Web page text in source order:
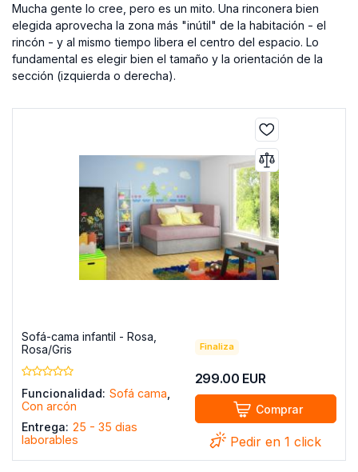
Mucha gente lo cree, pero es un mito. Una rinconera bien
elegida aprovecha la zona más "inútil" de la habitación - el
rincón - y al mismo tiempo libera el centro del espacio. Lo
fundamental es elegir bien el tamaño y la orientación de la
sección (izquierda o derecha).
Sofá-cama infantil - Rosa,
Rosa/Gris
Funcionalidad: Sofá cama,
Con arcón
Entrega: 25 - 35 dias
laborables
Finaliza
299.00 EUR
Comprar
Pedir en 1 click